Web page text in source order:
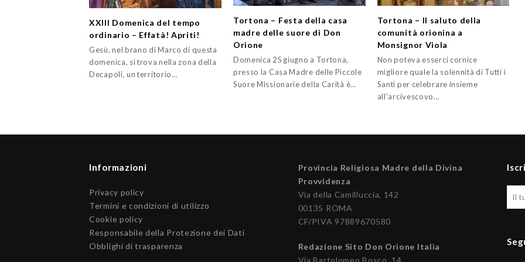
XXIII Domenica del tempo
ordinario – Effatà! Apriti!
Gesù, nel brano di Marco di questa
domenica, si trova nella zona della
Decapoli, un territorio…
Tortona – Festa della casa
madre delle suore di Don
Orione
Domenica 25 giugno a Tortona,
presso la Casa Madre delle Piccole
Suore Missionarie della Carità è…
Tortona – Il saluto della
comunità orionina a
Monsignor Viola
Non poteva esserci cornice
migliore quale la solennità di Tutti i
Santi per celebrare insieme
all'arcivescovo…
Informazioni
Privacy policy
Termini e condizioni di utilizzo
Cookie policy
Responsabile della Protezione dei Dati
Obblighi di trasparenza
Provincia Religiosa Madre della Divina
Provvidenza
Via della Camilluccia, 142
00135 ROMA
CF/PIVA 97889670580
Redazione Sito Don Orione Italia
Via Bartolomeo Bosco, 14